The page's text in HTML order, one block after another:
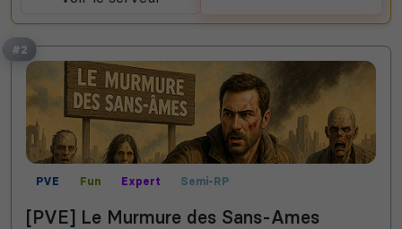
#2
PVE Fun Expert Semi-RP
[PVE] Le Murmure des Sans-Ames